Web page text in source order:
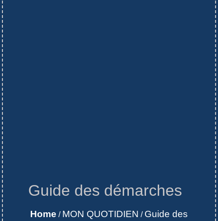
Guide des démarches
Home / MON QUOTIDIEN / Guide des